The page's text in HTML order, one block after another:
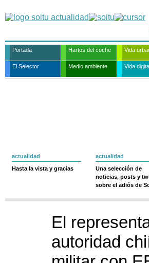
Portada Hartos del coche Vida
El Selector Medio ambiente Vida
actualidad
Hasta la vista y gracias
actualidad
Una selección de
noticias, posts y
sobre el adiós de
El
autoridad